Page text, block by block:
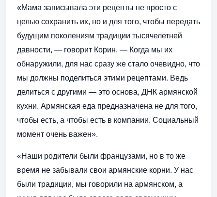
«Мама записывала эти рецепты не просто с
целью сохранить их, но и для того, чтобы передать
будущим поколениям традиции тысячелетней
давности, — говорит Корин. — Когда мы их
обнаружили, для нас сразу же стало очевидно, что
мы должны поделиться этими рецептами. Ведь
делиться с другими — это основа, ДНК армянской
кухни. Армянская еда предназначена не для того,
чтобы есть, а чтобы есть в компании. Социальный
момент очень важен».
«Наши родители были французами, но в то же
время не забывали свои армянские корни. У нас
были традиции, мы говорили на армянском, а